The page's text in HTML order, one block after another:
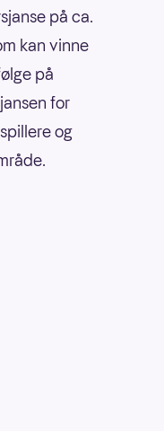
på ca.
kan vinne
på
for
og